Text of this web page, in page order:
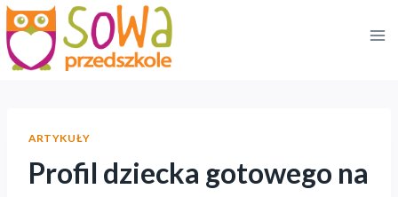
Przejdź
do
treści
ARTYKUŁY
Profil dziecka gotowego na